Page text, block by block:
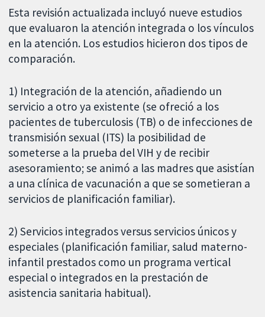
Esta revisión actualizada incluyó nueve estudios
que evaluaron la atención integrada o los vínculos
en la atención. Los estudios hicieron dos tipos de
comparación.
1) Integración de la atención, añadiendo un
servicio a otro ya existente (se ofreció a los
pacientes de tuberculosis (TB) o de infecciones de
transmisión sexual (ITS) la posibilidad de
someterse a la prueba del VIH y de recibir
asesoramiento; se animó a las madres que asistían
a una clínica de vacunación a que se sometieran a
servicios de planificación familiar).
2) Servicios integrados versus servicios únicos y
especiales (planificación familiar, salud materno-
infantil prestados como un programa vertical
especial o integrados en la prestación de
asistencia sanitaria habitual).